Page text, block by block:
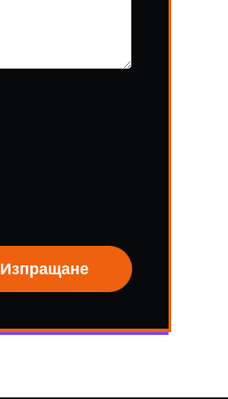
Изпращане